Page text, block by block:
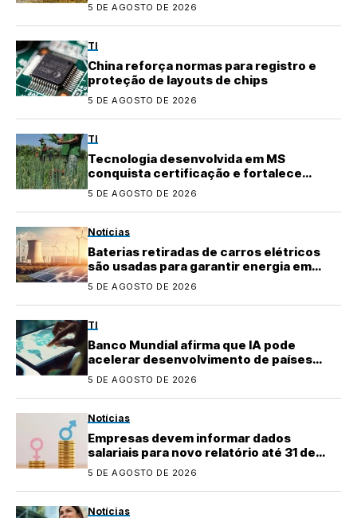
5 DE AGOSTO DE 2026
TI
China reforça normas para registro e
proteção de layouts de chips
5 DE AGOSTO DE 2026
TI
Tecnologia desenvolvida em MS
conquista certificação e fortalece
5 DE AGOSTO DE 2026
Notícias
Baterias retiradas de carros elétricos
são usadas para garantir energia em
áreas rurais
5 DE AGOSTO DE 2026
TI
Banco Mundial afirma que IA pode
acelerar desenvolvimento de países
emergentes
5 DE AGOSTO DE 2026
Notícias
Empresas devem informar dados
salariais para novo relatório até 31 de
agosto
5 DE AGOSTO DE 2026
Notícias